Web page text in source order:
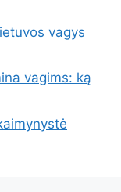
vagys
vagims: ką